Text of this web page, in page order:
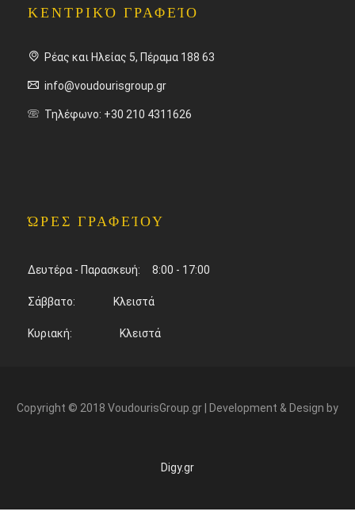
ΚΕΝΤΡΙΚΌ ΓΡΑΦΕΊΟ
Ρέας και Ηλείας 5, Πέραμα 188 63
info@voudourisgroup.gr
Τηλέφωνο: +30 210 4311626
ΏΡΕΣ ΓΡΑΦΕΊΟΥ
Δευτέρα - Παρασκευή: 8:00 - 17:00
Σάββατο: Κλειστά
Κυριακή: Κλειστά
Copyright © 2018 VoudourisGroup.gr | Development & Design by
Digy.gr